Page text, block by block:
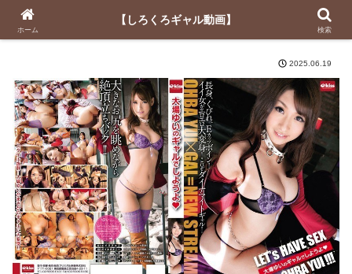
【しろくろギャル動画】
2025.06.19
ホーム
【しろくろギャル動画】
検索